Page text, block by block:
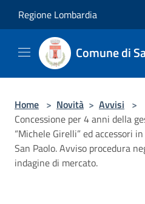
Regione Lombardia
Comune di
Home > Novità > Avvisi >
Concessione per 4 anni della
“Michele Girelli” ed accessori
San Paolo. Avviso procedura
indagine di mercato.